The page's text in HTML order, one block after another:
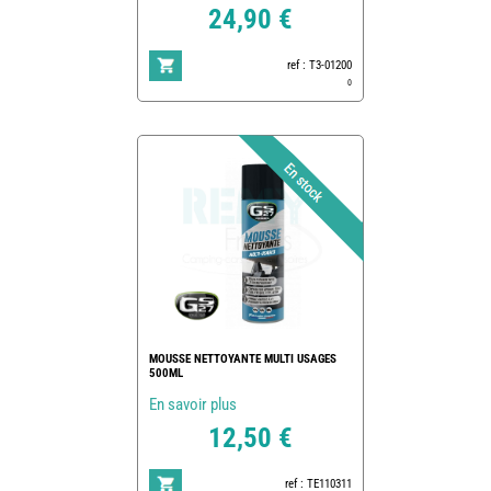
24,90 €
ref : T3-01200
0
MOUSSE NETTOYANTE MULTI USAGES
500ML
En savoir plus
12,50 €
ref : TE110311